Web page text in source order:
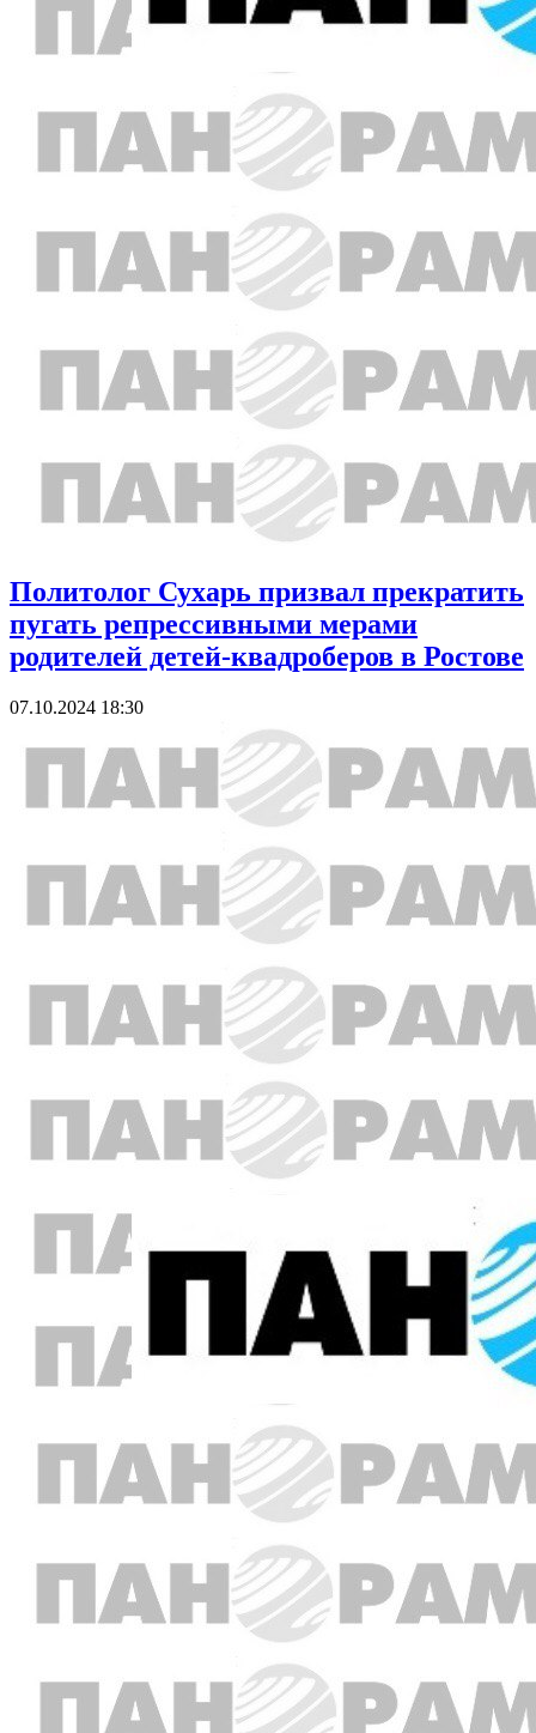
Политолог Сухарь призвал прекратить
пугать репрессивными мерами
родителей детей-квадроберов в Ростове
07.10.2024 18:30